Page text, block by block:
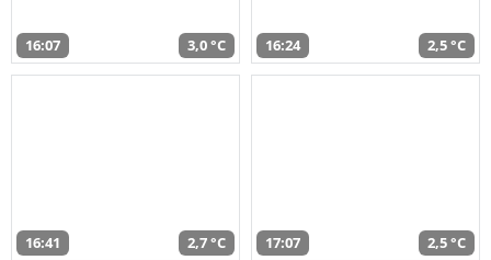
16:07 3,0 °C 16:24 2,5 °C
16:41 2,7 °C 17:07 2,5 °C